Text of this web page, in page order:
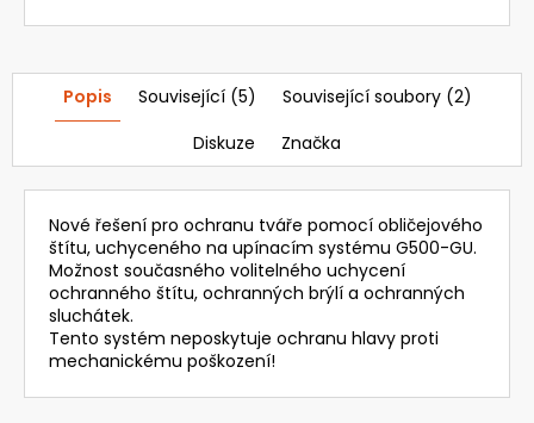
Popis Související (5)
Související soubory (2)
Diskuze
Značka
Nové řešení pro ochranu tváře pomocí obličejového
štítu, uchyceného na upínacím systému G500-GU.
Možnost současného volitelného uchycení
ochranného štítu, ochranných brýlí a ochranných
sluchátek.
Tento systém neposkytuje ochranu hlavy proti
mechanickému poškození!
Kč